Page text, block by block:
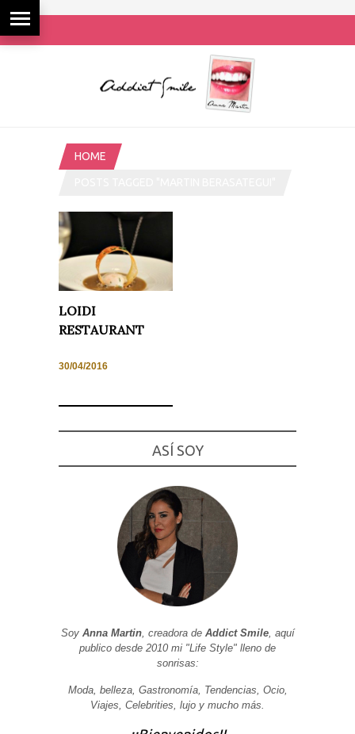
HOME
LOIDI
RESTAURANT
30/04/2016
ASÍ SOY
Soy Anna Martin, creadora de Addict Smile, aquí
publico desde 2010 mi "Life Style" lleno de
sonrisas:
Moda, belleza, Gastronomía, Tendencias, Ocio,
Viajes, Celebrities, lujo y mucho más.
Estadísticas
y estructura
de la web, en
base a cómo